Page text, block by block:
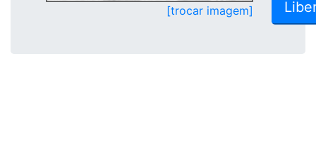
[trocar imagem]